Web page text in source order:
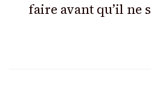
faire avant qu’il ne